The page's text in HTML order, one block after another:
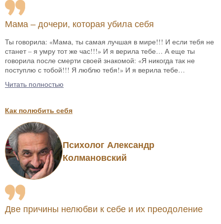
Мама – дочери, которая убила себя
Ты говорила: «Мама, ты самая лучшая в мире!!! И если тебя не
станет – я умру тот же час!!!» И я верила тебе… А еще ты
говорила после смерти своей знакомой: «Я никогда так не
поступлю с тобой!!! Я люблю тебя!» И я верила тебе…
Читать полностью
Как полюбить себя
Психолог Александр
Колмановский
Две причины нелюбви к себе и их преодоление